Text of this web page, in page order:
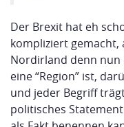
Der Brexit hat eh
kompliziert gemacht,
Nordirland denn nun
eine “Region” ist,
und jeder Begriff
politisches